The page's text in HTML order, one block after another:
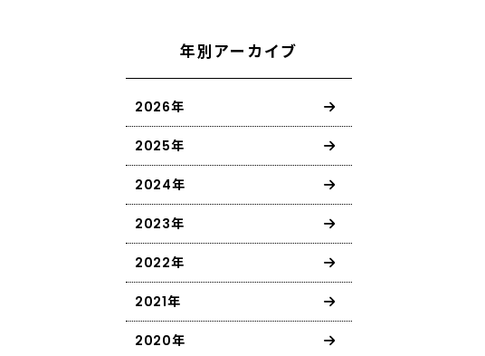
年別アーカイブ
2026年
2025年
2024年
2023年
2022年
2021年
2020年